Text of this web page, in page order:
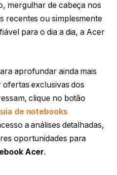
mergulhar de cabeça nos
recentes ou simplesmente
para o dia a dia, a Acer
aprofundar ainda mais
exclusivas dos
clique no botão
de notebooks
a análises detalhadas,
oportunidades para
Acer.